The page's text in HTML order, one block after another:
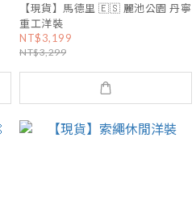
【現貨】馬德里 🇪🇸 麗池公園 丹寧
重工洋裝
NT$3,199
NT$3,299